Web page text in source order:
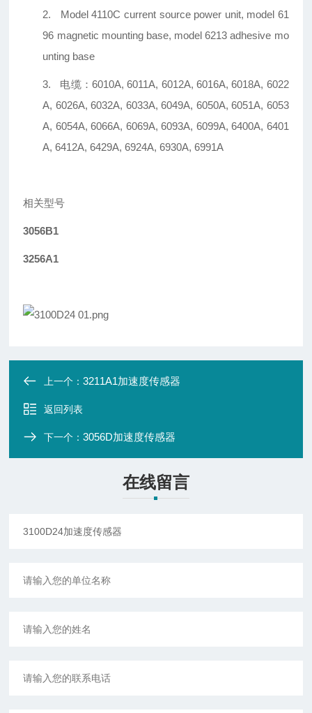
2. Model 4110C current source power unit, model 61
96 magnetic mounting base, model 6213 adhesive mo
unting base
3. 电缆：6010A, 6011A, 6012A, 6016A, 6018A, 6022
A, 6026A, 6032A, 6033A, 6049A, 6050A, 6051A, 6053
A, 6054A, 6066A, 6069A, 6093A, 6099A, 6400A, 6401
A, 6412A, 6429A, 6924A, 6930A, 6991A
相关型号
3056B1
3256A1
上一个：3211A1加速度传感器
返回列表
下一个：3056D加速度传感器
在线留言